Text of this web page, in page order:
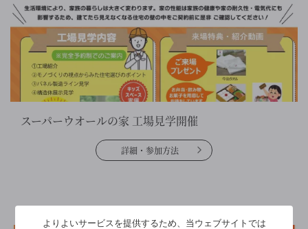
スーパーウオールの家 工場見学開催
詳細・参加方法
よりよいサービスを提供するため、当ウェブサイトでは